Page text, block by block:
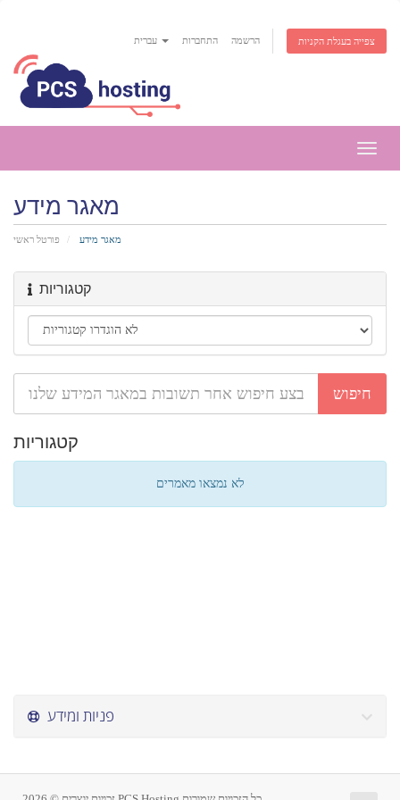
התחברות הרשמה צפייה בעגלת הקניות
ניווט
מאגר מידע
פורטל ראשי מאגר מידע
קטגוריות
קטגוריות
לא נמצאו מאמרים
פניות ומידע